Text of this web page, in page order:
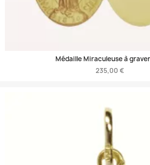
Médaille Miraculeuse à
235,00 €